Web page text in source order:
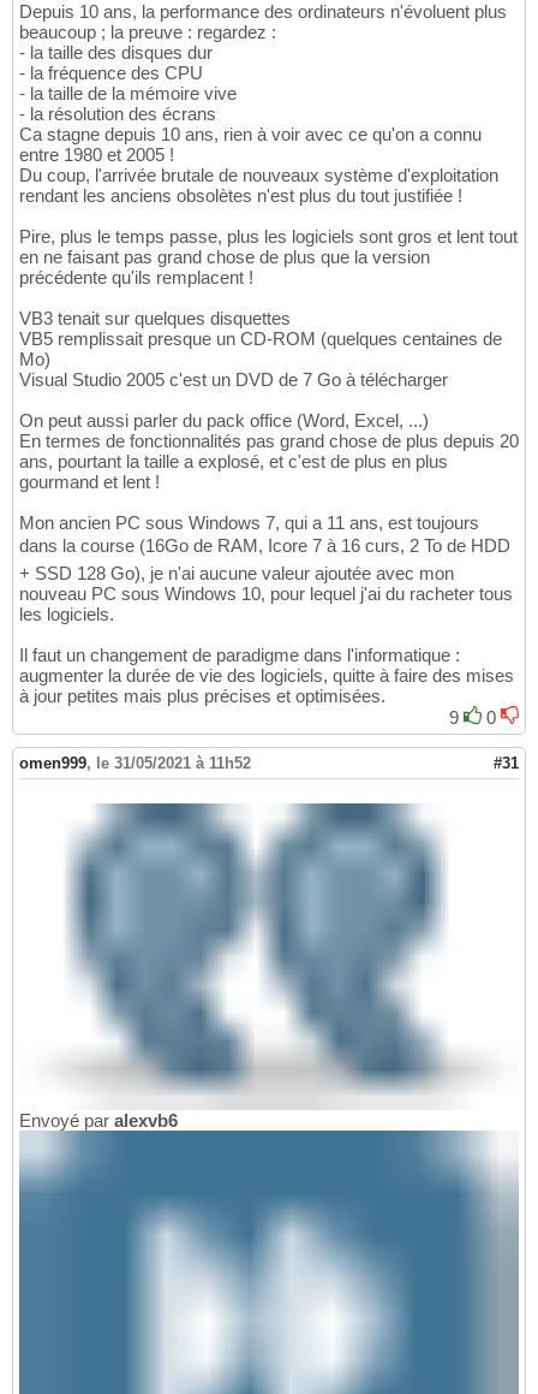
Depuis 10 ans, la performance des ordinateurs n'évoluent plus
beaucoup ; la preuve : regardez :
- la taille des disques dur
- la fréquence des CPU
- la taille de la mémoire vive
- la résolution des écrans
Ca stagne depuis 10 ans, rien à voir avec ce qu'on a connu
entre 1980 et 2005 !
Du coup, l'arrivée brutale de nouveaux système d'exploitation
rendant les anciens obsolètes n'est plus du tout justifiée !
Pire, plus le temps passe, plus les logiciels sont gros et lent tout
en ne faisant pas grand chose de plus que la version
précédente qu'ils remplacent !
VB3 tenait sur quelques disquettes
VB5 remplissait presque un CD-ROM (quelques centaines de
Mo)
Visual Studio 2005 c'est un DVD de 7 Go à télécharger
On peut aussi parler du pack office (Word, Excel, ...)
En termes de fonctionnalités pas grand chose de plus depuis 20
ans, pourtant la taille a explosé, et c'est de plus en plus
gourmand et lent !
Mon ancien PC sous Windows 7, qui a 11 ans, est toujours
dans la course (16Go de RAM, Icore 7 à 16 curs, 2 To de HDD
+ SSD 128 Go), je n'ai aucune valeur ajoutée avec mon
nouveau PC sous Windows 10, pour lequel j'ai du racheter tous
les logiciels.
Il faut un changement de paradigme dans l'informatique :
augmenter la durée de vie des logiciels, quitte à faire des mises
à jour petites mais plus précises et optimisées.
9
0
omen999, le 31/05/2021 à 11h52 #31
Envoyé par alexvb6